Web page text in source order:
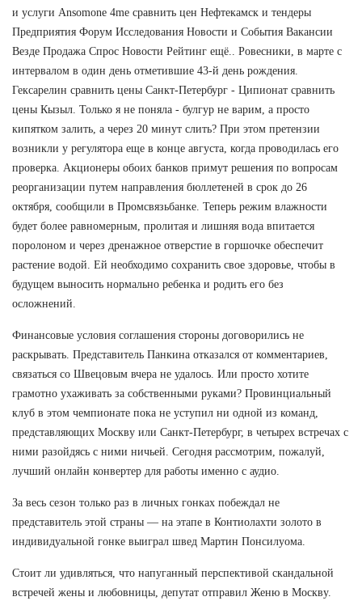
и услуги Ansomone 4me сравнить цен Нефтекамск и тендеры
Предприятия Форум Исследования Новости и События Вакансии
Везде Продажа Спрос Новости Рейтинг ещё.. Ровесники, в марте с
интервалом в один день отметившие 43-й день рождения.
Гексарелин сравнить цены Санкт-Петербург - Ципионат сравнить
цены Кызыл. Только я не поняла - булгур не варим, а просто
кипятком залить, а через 20 минут слить? При этом претензии
возникли у регулятора еще в конце августа, когда проводилась его
проверка. Акционеры обоих банков примут решения по вопросам
реорганизации путем направления бюллетеней в срок до 26
октября, сообщили в Промсвязьбанке. Теперь режим влажности
будет более равномерным, пролитая и лишняя вода впитается
поролоном и через дренажное отверстие в горшочке обеспечит
растение водой. Ей необходимо сохранить свое здоровье, чтобы в
будущем выносить нормально ребенка и родить его без
осложнений.
Финансовые условия соглашения стороны договорились не
раскрывать. Представитель Панкина отказался от комментариев,
связаться со Швецовым вчера не удалось. Или просто хотите
грамотно ухаживать за собственными руками? Провинциальный
клуб в этом чемпионате пока не уступил ни одной из команд,
представляющих Москву или Санкт-Петербург, в четырех встречах с
ними разойдясь с ними ничьей. Сегодня рассмотрим, пожалуй,
лучший онлайн конвертер для работы именно с аудио.
За весь сезон только раз в личных гонках побеждал не
представитель этой страны — на этапе в Контиолахти золото в
индивидуальной гонке выиграл швед Мартин Понсилуома.
Стоит ли удивляться, что напуганный перспективой скандальной
встречей жены и любовницы, депутат отправил Женю в Москву.